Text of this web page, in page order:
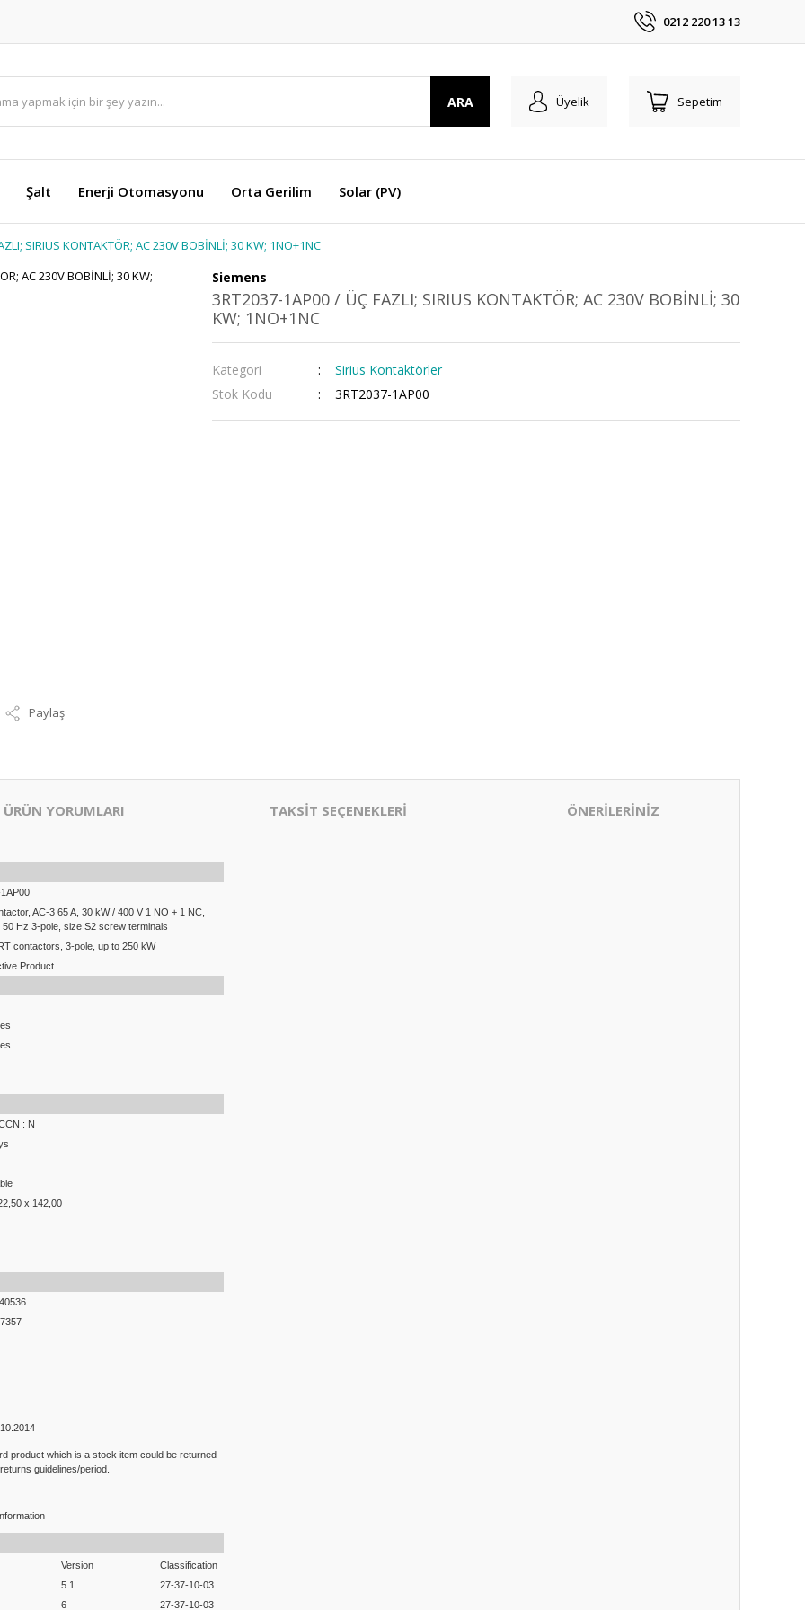
0212 220 13 13
ARA Üyelik Sepetim
Şalt Enerji Otomasyonu Orta Gerilim Solar (PV)
SIRIUS KONTAKTÖR; AC 230V BOBİNLİ; 30 KW; 1NO+1NC
Paylaş
Siemens
3RT2037-1AP00 / ÜÇ FAZLI; SIRIUS KONTAKTÖR; AC 230V BOBİNLİ; 30
KW; 1NO+1NC
Kategori
Sirius Kontaktörler
Stok Kodu
3RT2037-1AP00
ÜRÜN YORUMLARI TAKSİT SEÇENEKLERİ ÖNERİLERİNİZ
AC-3 65 A, 30 kW / 400 V 1 NO + 1 NC,
50 Hz 3-pole, size S2 screw terminals
contactors, 3-pole, up to 250 kW
Product
: N
x 142,00
product which is a stock item could be returned
guidelines/period.
Version
Classification
5.1
27-37-10-03
6
27-37-10-03